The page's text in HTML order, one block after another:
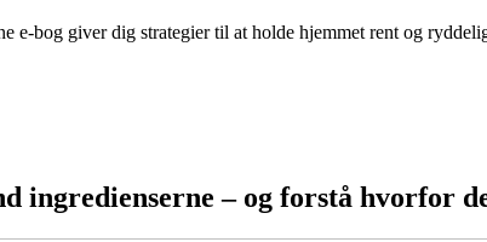
e-bog giver dig strategier til at holde hjemmet rent og
ingredienserne – og forstå hvorfor